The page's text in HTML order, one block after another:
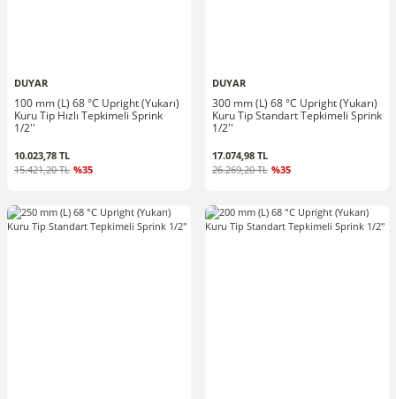
DUYAR
100 mm (L) 68 °C Upright (Yukarı)
Kuru Tip Hızlı Tepkimeli Sprink
1/2''
10.023,78 TL
15.421,20 TL %35
DUYAR
300 mm (L) 68 °C Upright (Yukarı)
Kuru Tip Standart Tepkimeli Sprink
1/2''
17.074,98 TL
26.269,20 TL %35